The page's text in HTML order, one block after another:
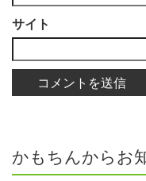
サイト
かもちんからお